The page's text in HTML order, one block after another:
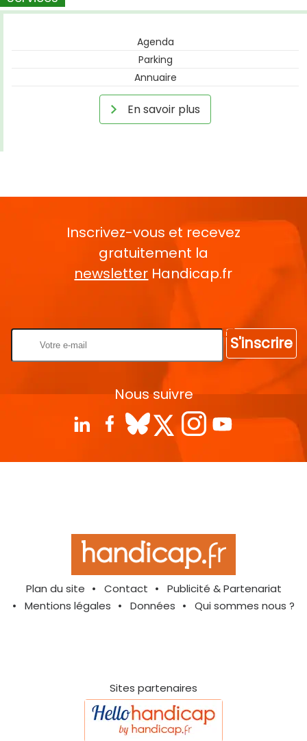
Agenda
Parking
Annuaire
En savoir plus
Inscrivez-vous et recevez
gratuitement la
newsletter Handicap.fr
S'inscrire
Nous suivre
Plan du site Contact
Publicité & Partenariat
Mentions légales
Données Qui sommes nous ?
Sites partenaires